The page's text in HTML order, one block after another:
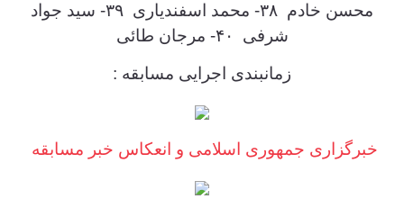
محسن خادم ۳۸- محمد اسفندیاری‌ ۳۹- سید جواد
شرفی ۴۰- مرجان طائی
زمانبندی اجرایی مسابقه :
خبرگزاری جمهوری اسلامی و انعکاس خبر مسابقه